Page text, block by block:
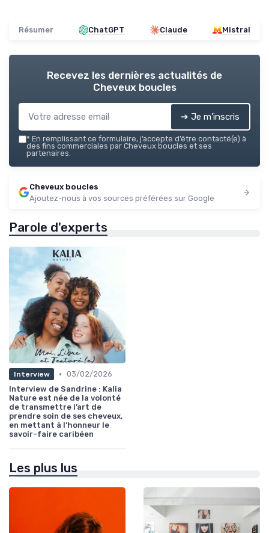
Résumer ChatGPT Claude Mistral
Recevez les dernières actualités de
Cheveux boucles
➔ Je m'inscris
* En remplissant ce formulaire, j’accepte d’être contacté(e) à
des fins commerciales par Cheveux boucles et ses
partenaires.
Cheveux boucles
Ajoutez-nous à vos sources préférées sur Google
Parole d'experts
Interview • 03/02/2026
Interview de Sandrine : Kalia
Nature est née de la volonté
de transmettre l’art de
prendre soin de ses cheveux,
en mettant à l’honneur le
savoir-faire caribéen
Les plus lus